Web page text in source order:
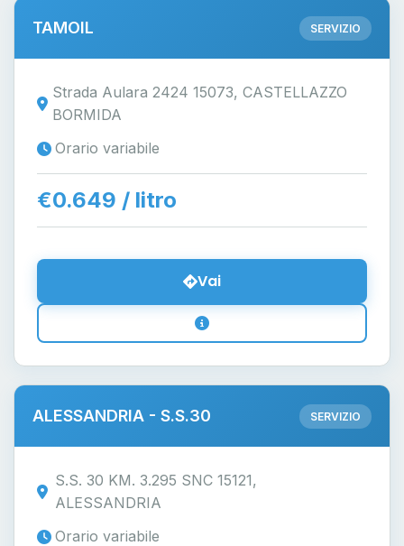
TAMOIL SERVIZIO
Strada Aulara 2424 15073, CASTELLAZZO
BORMIDA
Orario variabile
€0.649 / litro
Vai
ALESSANDRIA - S.S.30 SERVIZIO
S.S. 30 KM. 3.295 SNC 15121,
ALESSANDRIA
Orario variabile